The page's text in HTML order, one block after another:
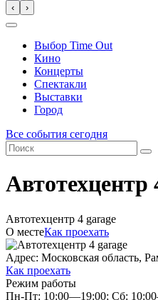
‹ ›
Выбор Time Out
Кино
Концерты
Спектакли
Выставки
Город
Все события сегодня
Автотехцентр
Автотехцентр 4 garage
О местеКак проехать
Адрес: Московская область,
Как проехать
Режим работы
Пн-Пт: 10:00—19:00; Сб: